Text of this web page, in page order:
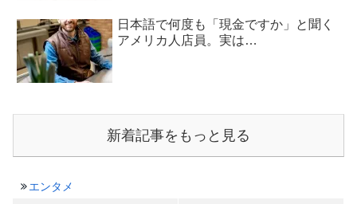
日本語で何度も「現金ですか」と聞く
アメリカ人店員。実は…
新着記事をもっと見る
エンタメ